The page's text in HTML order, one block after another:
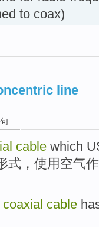
to coax)
line
cable which
式 ， 使用 空气
coaxial cable